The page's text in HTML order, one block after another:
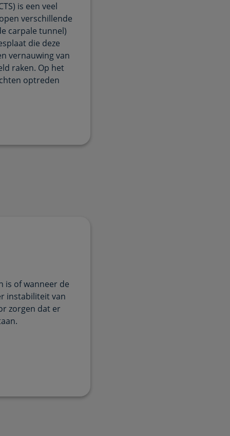
is een veel
verschillende
carpale tunnel)
die deze
vernauwing van
raken. Op het
optreden
is of wanneer de
instabiliteit van
zorgen dat er